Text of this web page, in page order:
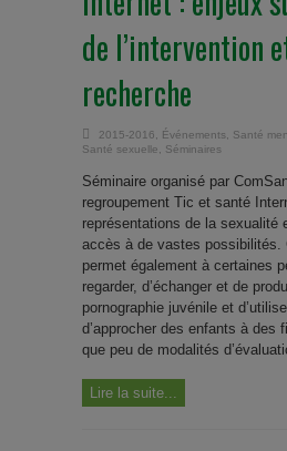
de l’intervention
recherche
2015-2016 Événements Santé
Santé sexuelle
Séminaires
Séminaire organisé par
regroupement Tic et santé
représentations de la sexualité
accès à de vastes possibilités.
permet également à certaines
regarder, d’échanger et de
pornographie juvénile et
d’approcher des enfants à des
que peu de modalités
Lire la suite...